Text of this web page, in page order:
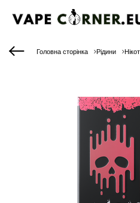
Головна сторінка Рідини